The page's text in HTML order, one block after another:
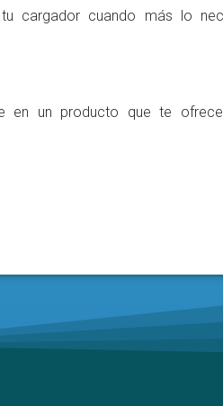
cargador cuando más lo
en un producto que te ofrece